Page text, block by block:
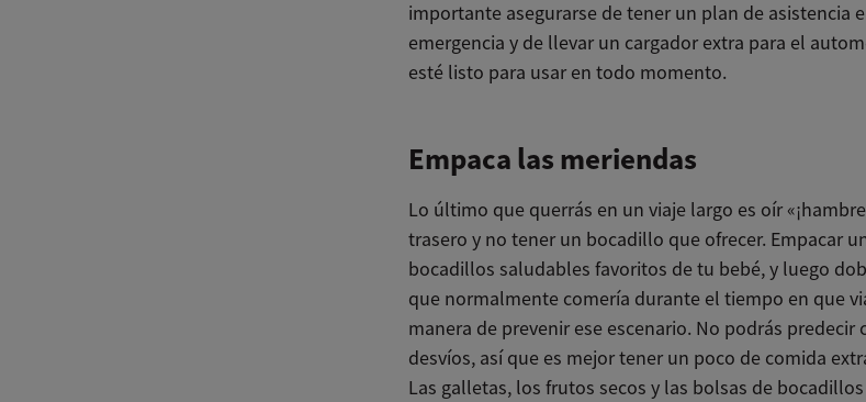
importante asegurarse de tener un plan de asistencia
emergencia y de llevar un cargador extra para el
esté listo para usar en todo momento.
Empaca las meriendas
Lo último que querrás en un viaje largo es oír
trasero y no tener un bocadillo que ofrecer. Empacar
bocadillos saludables favoritos de tu bebé, y luego
que normalmente comería durante el tiempo en que
manera de prevenir ese escenario. No podrás predecir
desvíos, así que es mejor tener un poco de comida
Las galletas, los frutos secos y las bolsas de